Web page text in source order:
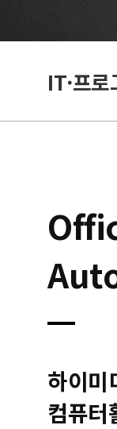
IT·프로
하이미
컴퓨터